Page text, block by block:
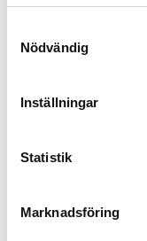
Nödvändig
Inställningar
Statistik
Marknadsföring
Det är en
handlar
Juryn
Carlson